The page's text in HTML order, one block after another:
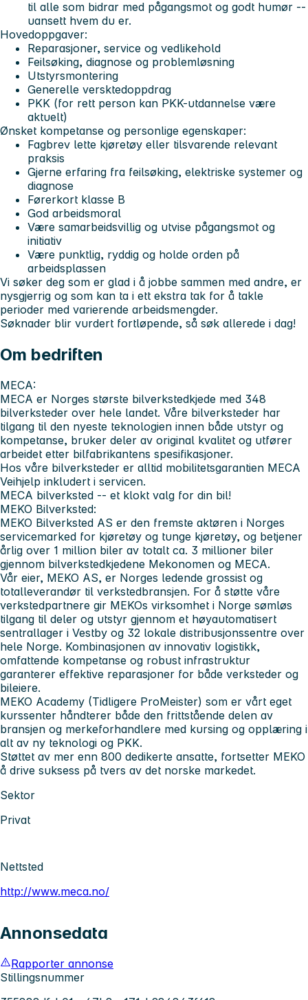
til alle som bidrar med pågangsmot og godt humør --
uansett hvem du er.
Hovedoppgaver:
Reparasjoner, service og vedlikehold
Feilsøking, diagnose og problemløsning
Utstyrsmontering
Generelle versktedoppdrag
PKK (for rett person kan PKK-utdannelse være
aktuelt)
Ønsket kompetanse og personlige egenskaper:
Fagbrev lette kjøretøy eller tilsvarende relevant
praksis
Gjerne erfaring fra feilsøking, elektriske systemer og
diagnose
Førerkort klasse B
God arbeidsmoral
Være samarbeidsvillig og utvise pågangsmot og
initiativ
Være punktlig, ryddig og holde orden på
arbeidsplassen
Vi søker deg som er glad i å jobbe sammen med andre, er
nysgjerrig og som kan ta i ett ekstra tak for å takle
perioder med varierende arbeidsmengder.
Søknader blir vurdert fortløpende, så søk allerede i dag!
Om bedriften
MECA:
MECA er Norges største bilverkstedkjede med 348
bilverksteder over hele landet. Våre bilverksteder har
tilgang til den nyeste teknologien innen både utstyr og
kompetanse, bruker deler av original kvalitet og utfører
arbeidet etter bilfabrikantens spesifikasjoner.
Hos våre bilverksteder er alltid mobilitetsgarantien MECA
Veihjelp inkludert i servicen.
MECA bilverksted -- et klokt valg for din bil!
MEKO Bilverksted:
MEKO Bilverksted AS er den fremste aktøren i Norges
servicemarked for kjøretøy og tunge kjøretøy, og betjener
årlig over 1 million biler av totalt ca. 3 millioner biler
gjennom bilverkstedkjedene Mekonomen og MECA.
Vår eier, MEKO AS, er Norges ledende grossist og
totalleverandør til verkstedbransjen. For å støtte våre
verkstedpartnere gir MEKOs virksomhet i Norge sømløs
tilgang til deler og utstyr gjennom et høyautomatisert
sentrallager i Vestby og 32 lokale distribusjonssentre over
hele Norge. Kombinasjonen av innovativ logistikk,
omfattende kompetanse og robust infrastruktur
garanterer effektive reparasjoner for både verksteder og
bileiere.
MEKO Academy (Tidligere ProMeister) som er vårt eget
kurssenter håndterer både den frittstående delen av
bransjen og merkeforhandlere med kursing og opplæring i
alt av ny teknologi og PKK.
Støttet av mer enn 800 dedikerte ansatte, fortsetter MEKO
å drive suksess på tvers av det norske markedet.
Sektor
Privat
Nettsted
http://www.meca.no/
Annonsedata
Rapporter annonse
Stillingsnummer